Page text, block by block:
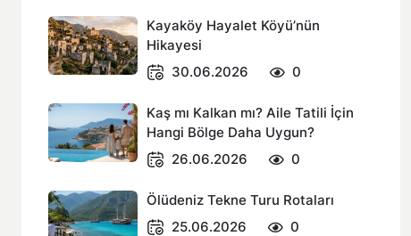
Kayaköy Hayalet Köyü’nün
Hikayesi
30.06.2026
0
Kaş mı Kalkan mı? Aile Tatili İçin
Hangi Bölge Daha Uygun?
26.06.2026
0
Ölüdeniz Tekne Turu Rotaları
25.06.2026
0